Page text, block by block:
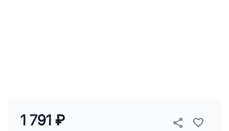
1 791 ₽